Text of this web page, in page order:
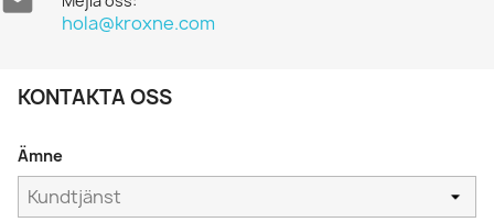
hola@kroxne.com
KONTAKTA OSS
Ämne